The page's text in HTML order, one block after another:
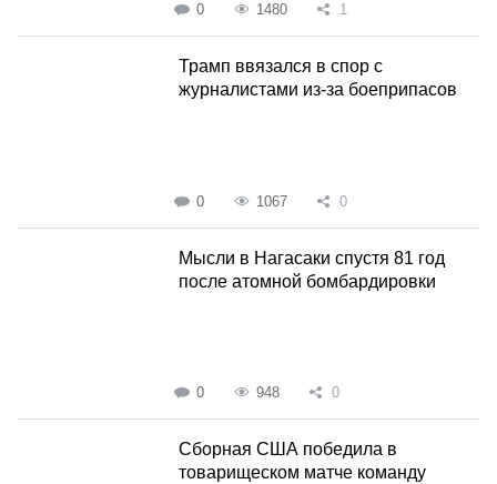
0 1480 1
Трамп ввязался в спор с
журналистами из-за боеприпасов
0 1067 0
Мысли в Нагасаки спустя 81 год
после атомной бомбардировки
0 948 0
Сборная США победила в
товарищеском матче команду